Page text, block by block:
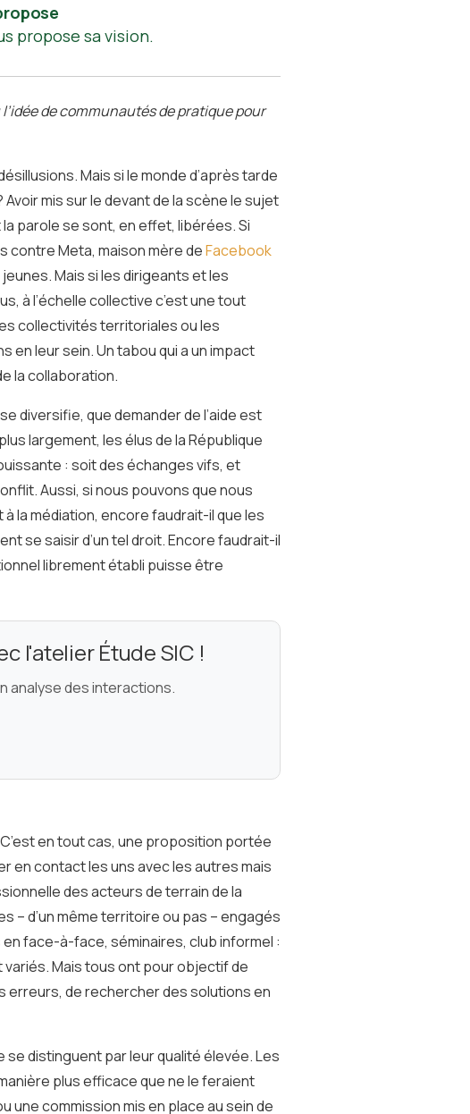
propose sa vision.
de communautés de pratique pour
Mais si le monde d’après tarde
mis sur le devant de la scène le sujet
la parole se sont, en effet, libérées. Si
contre Meta, maison mère deFacebook
Mais si les dirigeants et les
à l’échelle collective c’est une tout
collectivités territoriales ou les
leur sein. Un tabou qui a un impact
la collaboration.
diversifie, que demander de l’aide est
largement, les élus de la République
: soit des échanges vifs, et
Aussi, si nous pouvons que nous
à la médiation, encore faudrait-il que les
se saisir d’un tel droit. Encore faudrait-il
librement établi puisse être
l'atelier Étude SIC !
analyse des interactions.
en tout cas, une proposition portée
en contact les uns avec les autres mais
des acteurs de terrain de la
– d’un même territoire ou pas – engagés
en face-à-face, séminaires, club informel :
Mais tous ont pour objectif de
erreurs, de rechercher des solutions en
distinguent par leur qualité élevée. Les
plus efficace que ne le feraient
commission mis en place au sein de